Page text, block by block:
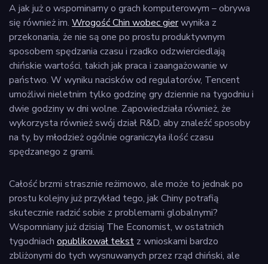
A jak już o wspominamy o grach komputerowym – obrywa
się również im. Wrogość Chin wobec gierwynika z
przekonania, że nie są one po prostu produktywnym
sposobem spędzania czasu i rzadko odzwierciedlają
chińskie wartości, takich jak praca i zaangażowanie w
państwo. W wyniku nacisków od regulatorów, Tencent
umożliwi nieletnim tylko godzinę gry dziennie na tygodniu i
dwie godziny w dni wolne. Zapowiedziała również, że
wykorzysta również swój dział R&D, aby znaleźć sposoby
na ty, by młodzież ogólnie ograniczyła ilość czasu
spędzanego z grami.
Całość brzmi strasznie reżimowo, ale może to jednak po
prostu kolejny już przykład tego, jak Chiny potrafią
skutecznie radzić sobie z problemami globalnymi?
Wspomniany już dzisiaj The Economist, w ostatnich
tygodniach opublikował tekst z wnioskami bardzo
zbliżonymi do tych wysnuwanych przez rząd chiński, ale